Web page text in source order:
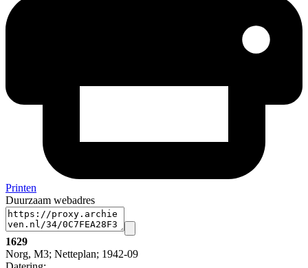
Printen
Duurzaam webadres
1629
Norg, M3; Netteplan; 1942-09